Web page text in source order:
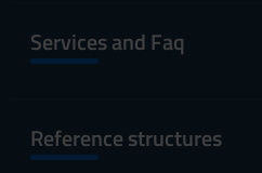
Services and Faq
Reference structures